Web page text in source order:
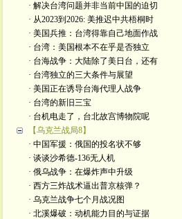
· 解决台湾问题并非当前中国的迫切
· 从2023到2026: 美推迟中共梧桐时
· 美国兵推：台湾得靠自己地面作战
· 台湾：美国根本不在乎是否独立
· 台海战争：大陆除了美日台，还有
· 台湾独立的三大条件与展望
· 美国正在诱导台海代理人战争
· 台湾的新旧三宝
· 台机电走了，台北故宫博物院呢
【乌克兰战局8】
· 中国军援：俄国的投名状不够
· 谈谈沙希德-136无人机
· 俄乌战争：在爆炸声中升级
· 西方三炸战术逼出普京核弹？
· 乌克兰战争七个月战况图
· 北溪爆破：动机能力目的与证据